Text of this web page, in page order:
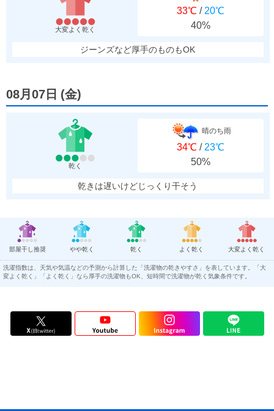
大変よく乾く
33℃ / 20℃
40%
ジーンズなど厚手のものもOK
08月07日 (金)
乾く
晴のち雨
34℃ / 23℃
50%
乾きは遅いけどじっくり干そう
部屋干し推奨 やや乾く 乾く よく乾く 大変よく乾く
洗濯指数は、天気や気温などの予測から計算した「洗濯物の乾きやすさ」を表しています。「大
変よく乾く」「よく乾く」なら厚手の洗濯物もOK、短時間で洗濯物が乾く気象条件です。